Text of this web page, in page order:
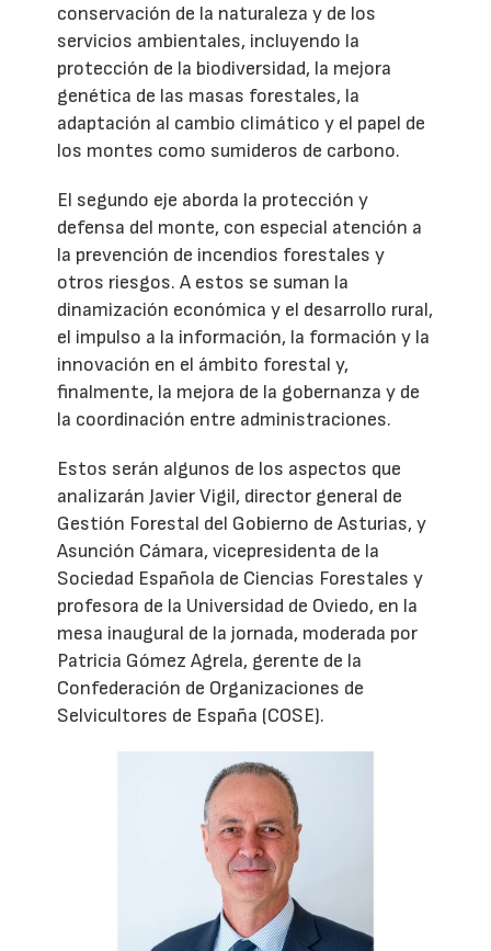
conservación de la naturaleza y de los
servicios ambientales, incluyendo la
protección de la biodiversidad, la mejora
genética de las masas forestales, la
adaptación al cambio climático y el papel de
los montes como sumideros de carbono.
El segundo eje aborda la protección y
defensa del monte, con especial atención a
la prevención de incendios forestales y
otros riesgos. A estos se suman la
dinamización económica y el desarrollo rural,
el impulso a la información, la formación y la
innovación en el ámbito forestal y,
finalmente, la mejora de la gobernanza y de
la coordinación entre administraciones.
Estos serán algunos de los aspectos que
analizarán Javier Vigil, director general de
Gestión Forestal del Gobierno de Asturias, y
Asunción Cámara, vicepresidenta de la
Sociedad Española de Ciencias Forestales y
profesora de la Universidad de Oviedo, en la
mesa inaugural de la jornada, moderada por
Patricia Gómez Agrela, gerente de la
Confederación de Organizaciones de
Selvicultores de España (COSE).